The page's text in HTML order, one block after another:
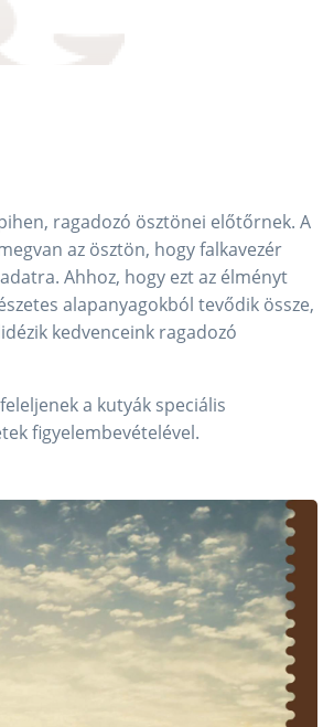
ragadozó ösztönei előtőrnek. A
az ösztön, hogy falkavezér
Ahhoz, hogy ezt az élményt
alapanyagokból tevődik össze,
kedvenceink ragadozó
a kutyák speciális
figyelembevételével.